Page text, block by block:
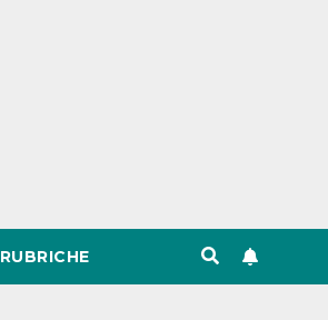
RUBRICHE